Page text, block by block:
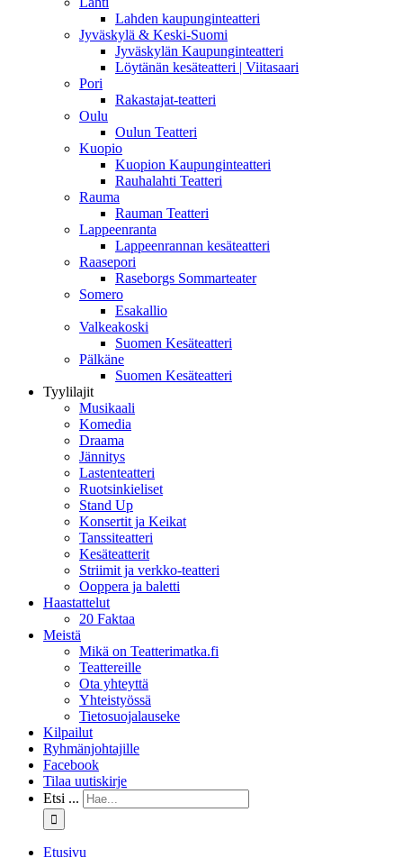
Lahden kaupunginteatteri
Jyväskylä & Keski-Suomi
Jyväskylän Kaupunginteatteri
Löytänän kesäteatteri | Viitasaari
Pori
Rakastajat-teatteri
Oulu
Oulun Teatteri
Kuopio
Kuopion Kaupunginteatteri
Rauhalahti Teatteri
Rauma
Rauman Teatteri
Lappeenranta
Lappeenrannan kesäteatteri
Raasepori
Raseborgs Sommarteater
Somero
Esakallio
Valkeakoski
Suomen Kesäteatteri
Pälkäne
Suomen Kesäteatteri
Tyylilajit
Musikaali
Komedia
Draama
Jännitys
Lastenteatteri
Ruotsinkieliset
Stand Up
Konsertit ja Keikat
Tanssiteatteri
Kesäteatterit
Striimit ja verkko-teatteri
Ooppera ja baletti
Haastattelut
20 Faktaa
Meistä
Mikä on Teatterimatka.fi
Teattereille
Ota yhteyttä
Yhteistyössä
Tietosuojalauseke
Kilpailut
Ryhmänjohtajille
Facebook
Tilaa uutiskirje
Etsi ...
Etusivu